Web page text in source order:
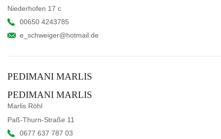
Niederhofen 17 c
00650 4243785
e_schweiger@hotmail.de
PEDIMANI MARLIS
PEDIMANI MARLIS
Marlis Röhl
Paß-Thurn-Straße 11
0677 637 787 03